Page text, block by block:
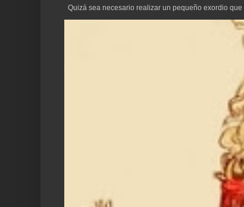
Quizá sea necesario realizar un pequeño exordio